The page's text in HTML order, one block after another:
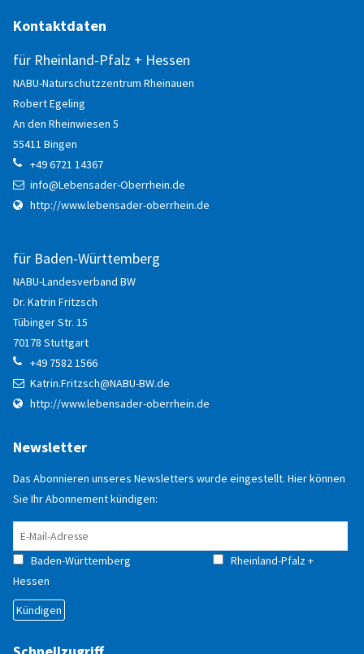
Kontaktdaten
für Rheinland-Pfalz + Hessen
NABU-Naturschutzzentrum Rheinauen
RobertEgeling
An den Rheinwiesen 5
55411 Bingen
+49 6721 14367
info@Lebensader-Oberrhein.de
http://www.lebensader-oberrhein.de
für Baden-Württemberg
NABU-Landesverband BW
Dr. Katrin Fritzsch
Tübinger Str. 15
70178 Stuttgart
+49 7582 1566
Katrin.Fritzsch@NABU-BW.de
http://www.lebensader-oberrhein.de
Newsletter
Das Abonnieren unseres Newsletters wurde eingestellt. Hier können
Sie Ihr Abonnement kündigen:
Baden-Württemberg
Rheinland-Pfalz +
Hessen